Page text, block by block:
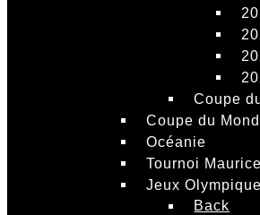
Coupe
Coupe du
Océanie
Tournoi
Jeux
Back